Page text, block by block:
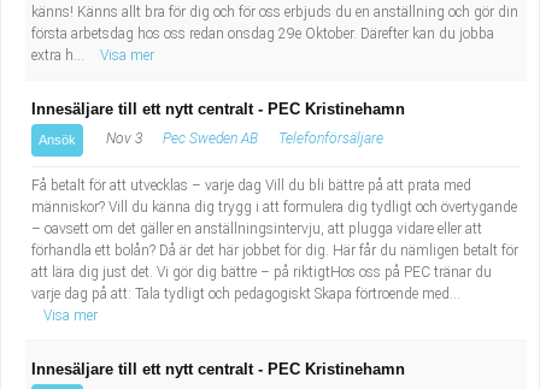
känns! Känns allt bra för dig och för oss erbjuds du en anställning och gör din
första arbetsdag hos oss redan onsdag 29e Oktober. Därefter kan du jobba
extra h...
Visa mer
Innesäljare till ett nytt centralt - PEC Kristinehamn
Ansök Nov 3 Pec Sweden AB Telefonförsäljare
Få betalt för att utvecklas – varje dag Vill du bli bättre på att prata med
människor? Vill du känna dig trygg i att formulera dig tydligt och övertygande
– oavsett om det gäller en anställningsintervju, att plugga vidare eller att
förhandla ett bolån? Då är det här jobbet för dig. Här får du nämligen betalt för
att lära dig just det. Vi gör dig bättre – på riktigtHos oss på PEC tränar du
varje dag på att: Tala tydligt och pedagogiskt Skapa förtroende med...
Visa mer
Innesäljare till ett nytt centralt - PEC Kristinehamn